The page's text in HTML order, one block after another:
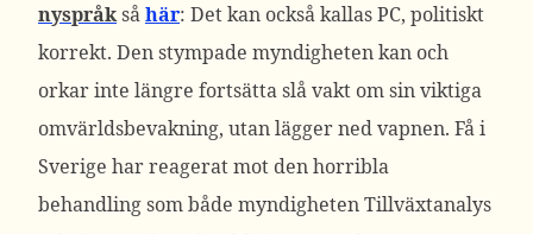
nyspråksåhär: Det kan också kallas PC, politiskt
korrekt. Den stympade myndigheten kan och
orkar inte längre fortsätta slå vakt om sin viktiga
omvärldsbevakning, utan lägger ned vapnen. Få i
Sverige har reagerat mot den horribla
behandling som både myndigheten Tillväxtanalys